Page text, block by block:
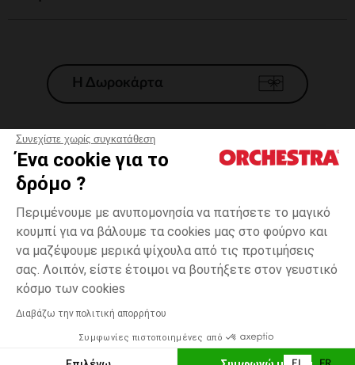
Συνεχίστε χωρίς συγκατάθεση
Ένα cookie για το
δρόμο ?
Περιμένουμε με ανυπομονησία να πατήσετε το μαγικό
κουμπί για να βάλουμε τα cookies μας στο φούρνο και
να μαζέψουμε μερικά ψίχουλα από τις προτιμήσεις
σας. Λοιπόν, είστε έτοιμοι να βουτήξετε στον γευστικό
κόσμο των cookies
Διαβάζω την πολιτική απορρήτου
Συμφωνίες πιστοποιημένες από
Διαφανές
one
Δυνατότητα πληρωμής με
ΠΡΟΣΘΉΚΗ ΣΤΟ ΚΑΛΆΘΙ
Η Δωροκάρτα
Γενικοί 'Οροι Πώλησης
*Εμπορικες προσφορες
Προσωπικά δεδομένα
Διαχείρηση των cookies
Προσβασιμότητα: μη συμμορφούμενη
H Orchestra συμμετέχει στον κωδικά δεοντολογίας και στο σύστημα
μεσολάβησης της Γαλλικής Ομοσπονδίας Ηλεκτρονικού Εμπορίου.